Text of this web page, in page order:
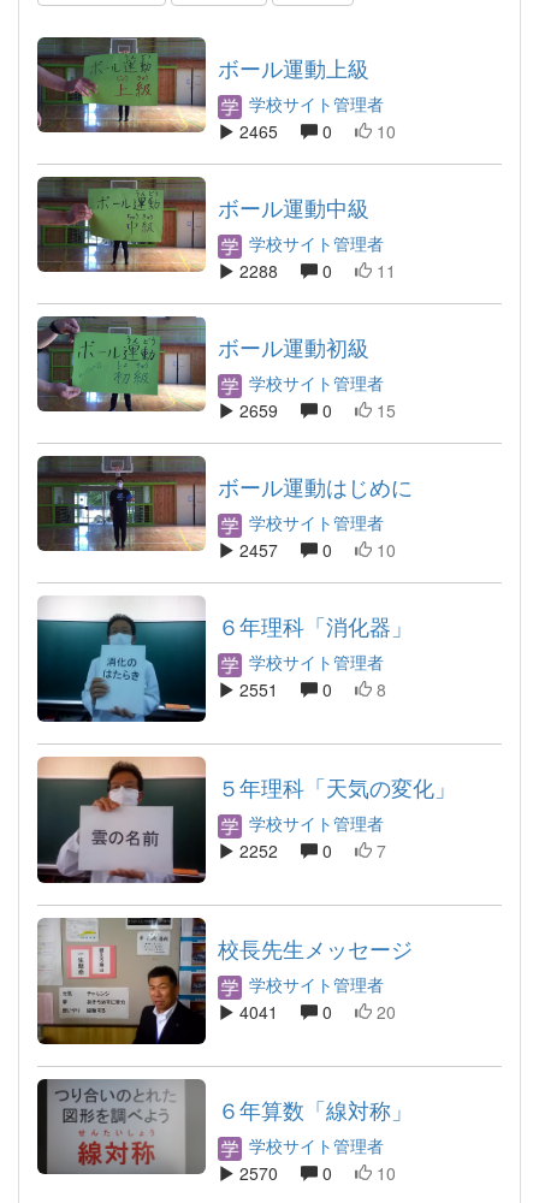
ボール運動上級
学校サイト管理者
2465
0 10
ボール運動中級
学校サイト管理者
2288
0 11
ボール運動初級
学校サイト管理者
2659
0 15
ボール運動はじめに
学校サイト管理者
2457
0 10
６年理科「消化器」
学校サイト管理者
2551
0 8
５年理科「天気の変化」
学校サイト管理者
2252
0 7
校長先生メッセージ
学校サイト管理者
4041
0 20
６年算数「線対称」
学校サイト管理者
2570
0 10